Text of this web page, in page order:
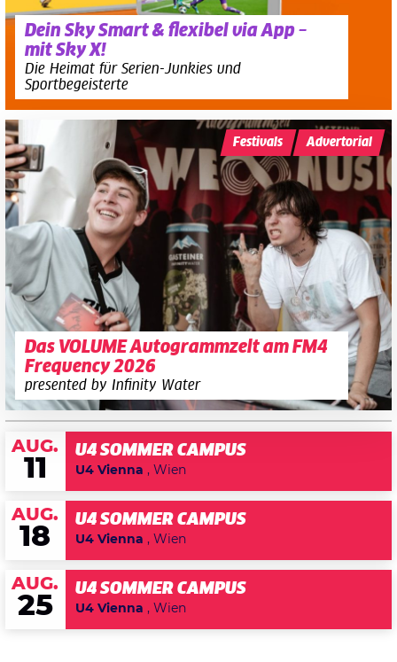
Dein Sky Smart & flexibel via App –
mit Sky X!
Die Heimat für Serien-Junkies und
Sportbegeisterte
Das VOLUME Autogrammzelt am FM4
Frequency 2026
presented by Infinity Water
Festivals Advertorial
AUG.
11
U4 SOMMER CAMPUS
U4 Vienna , Wien
AUG.
18
U4 SOMMER CAMPUS
U4 Vienna , Wien
AUG.
25
U4 SOMMER CAMPUS
U4 Vienna , Wien